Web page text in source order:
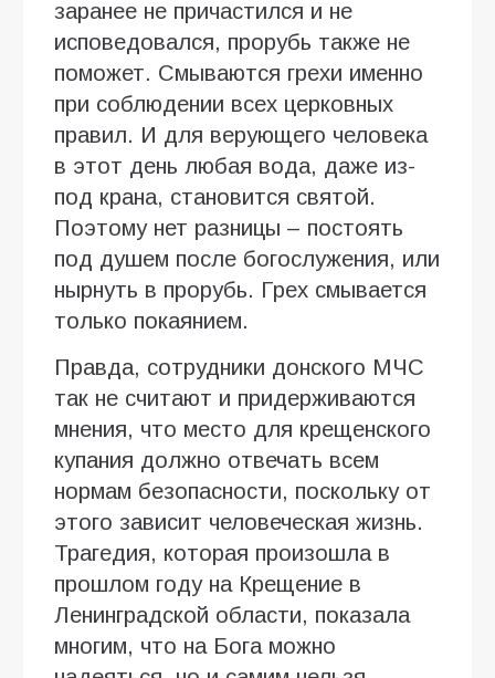
заранее не причастился и не
исповедовался, прорубь также не
поможет. Смываются грехи именно
при соблюдении всех церковных
правил. И для верующего человека
в этот день любая вода, даже из-
под крана, становится святой.
Поэтому нет разницы – постоять
под душем после богослужения, или
нырнуть в прорубь. Грех смывается
только покаянием.
Правда, сотрудники донского МЧС
так не считают и придерживаются
мнения, что место для крещенского
купания должно отвечать всем
нормам безопасности, поскольку от
этого зависит человеческая жизнь.
Трагедия, которая произошла в
прошлом году на Крещение в
Ленинградской области, показала
многим, что на Бога можно